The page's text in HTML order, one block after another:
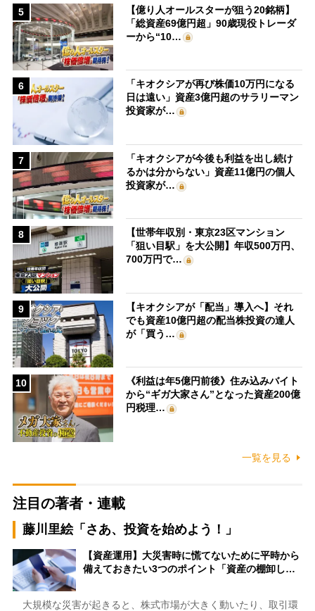
5
【億り人オールスターが狙う20銘柄】
「総資産69億円超」90歳現役トレーダ
ーから“10…
6
「キオクシアが再び株価10万円になる
日は遠い」資産3億円超のサラリーマン
投資家が…
7
「キオクシアが今後も利益を出し続け
るかは分からない」資産11億円の個人
投資家が…
8
【世帯年収別・東京23区マンション
「狙い目駅」を大公開】年収500万円、
700万円で…
9
【キオクシアが「配当」導入へ】それ
でも資産10億円超の配当株投資の達人
が「買う…
10
《利益は年5億円前後》住み込みバイト
から“ギガ大家さん”となった資産200億
円税理…
一覧を見る
注目の著者・連載
藤川里絵「さあ、投資を始めよう！」
【資産運用】大災害時に慌てないために平時から
備えておきたい3つのポイント「資産の棚卸し…
大規模な災害が起きると、株式市場が大きく動いたり、取引環